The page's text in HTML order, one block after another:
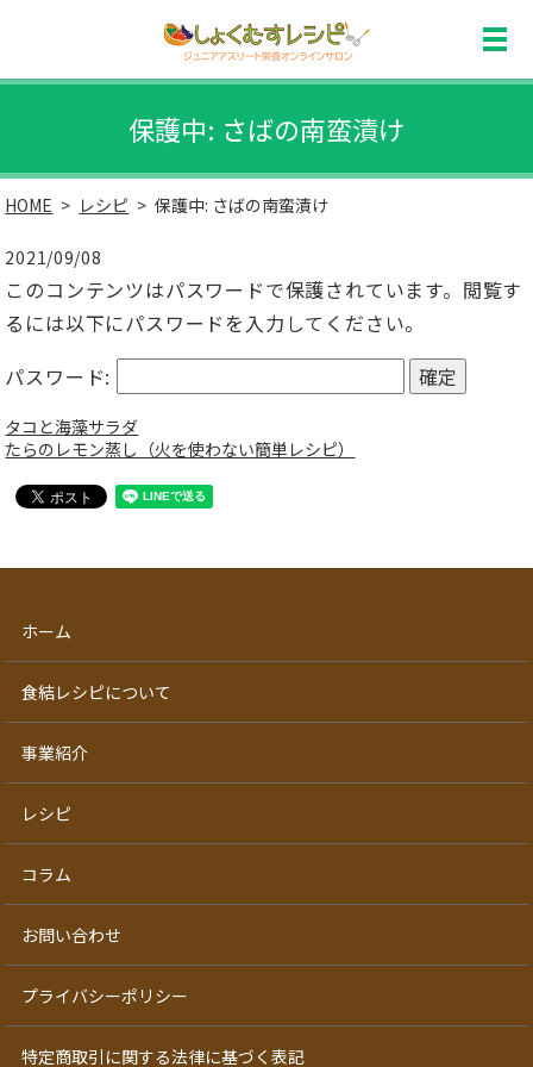
保護中: さばの南蛮漬け
HOME レシピ 保護中: さばの南蛮漬け
2021/09/08
このコンテンツはパスワードで保護されています。閲覧す
るには以下にパスワードを入力してください。
パスワード:
タコと海藻サラダ
たらのレモン蒸し（火を使わない簡単レシピ）
ホーム
食結レシピについて
事業紹介
レシピ
コラム
お問い合わせ
プライバシーポリシー
特定商取引に関する法律に基づく表記